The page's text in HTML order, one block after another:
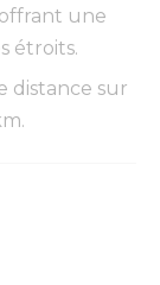
une
étroits.
distance sur